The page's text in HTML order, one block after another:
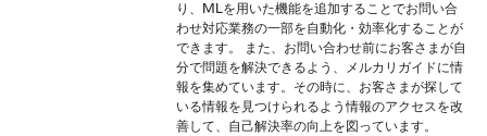
り、MLを用いた機能を追加することでお問い合
わせ対応業務の一部を自動化・効率化することが
できます。 また、お問い合わせ前にお客さまが自
分で問題を解決できるよう、メルカリガイドに情
報を集めています。その時に、お客さまが探して
いる情報を見つけられるよう情報のアクセスを改
善して、自己解決率の向上を図っています。